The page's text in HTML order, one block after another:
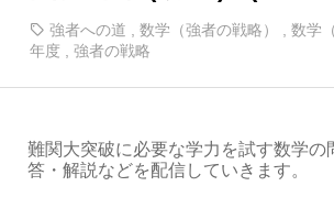
強者への道 数学（強者の戦略）
数学
年度 , 強者の戦略
難関大突破に必要な学力を試す数学の
答・解説などを配信していきます。